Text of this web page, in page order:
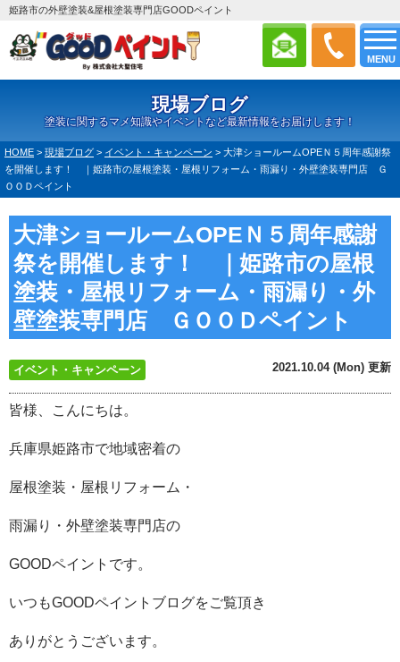
MENU
姫路市の外壁塗装&屋根塗装専門店GOODペイント
現場ブログ
塗装に関するマメ知識やイベントなど最新情報をお届けします！
HOME > 現場ブログ > イベント・キャンペーン > 大津ショールームOPEＮ５周年感謝祭
を開催します！ ｜姫路市の屋根塗装・屋根リフォーム・雨漏り・外壁塗装専門店 Ｇ
ＯＯＤペイント
大津ショールームOPEＮ５周年感謝
祭を開催します！ ｜姫路市の屋根
塗装・屋根リフォーム・雨漏り・外
壁塗装専門店 ＧＯＯＤペイント
イベント・キャンペーン 2021.10.04 (Mon) 更新
皆様、こんにちは。
兵庫県姫路市で地域密着の
屋根塗装・屋根リフォーム・
雨漏り・外壁塗装専門店の
GOODペイントです。
いつもGOODペイントブログをご覧頂き
ありがとうございます。